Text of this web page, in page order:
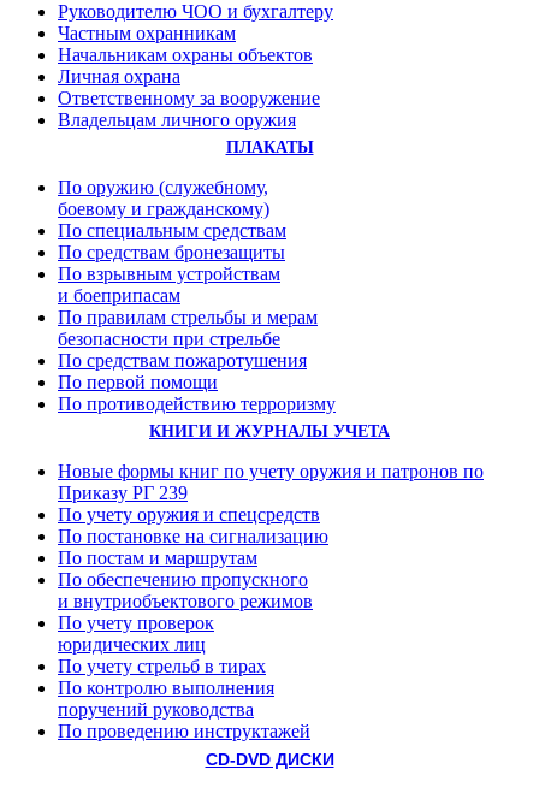
Руководителю ЧОО и бухгалтеру
Частным охранникам
Начальникам охраны объектов
Личная охрана
Ответственному за вооружение
Владельцам личного оружия
ПЛАКАТЫ
По оружию (служебному,
боевому и гражданскому)
По специальным средствам
По средствам бронезащиты
По взрывным устройствам
и боеприпасам
По правилам стрельбы и мерам
безопасности при стрельбе
По средствам пожаротушения
По первой помощи
По противодействию терроризму
КНИГИ И ЖУРНАЛЫ УЧЕТА
Новые формы книг по учету оружия и патронов по
Приказу РГ 239
По учету оружия и спецсредств
По постановке на сигнализацию
По постам и маршрутам
По обеспечению пропускного
и внутриобъектового режимов
По учету проверок
юридических лиц
По учету стрельб в тирах
По контролю выполнения
поручений руководства
По проведению инструктажей
CD-DVD ДИСКИ